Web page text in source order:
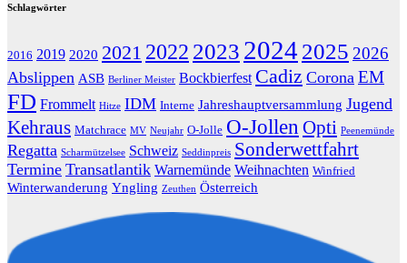
Schlagwörter
2016 2019 2020 2021 2022 2023 2024 2025 2026
Abslippen ASB Berliner Meister Bockbierfest Cadiz Corona EM
FD Frommelt Hitze IDM Interne Jahreshauptversammlung Jugend
Kehraus Matchrace MV Neujahr O-Jolle O-Jollen Opti Peenemünde
Regatta Scharmützelsee Schweiz Seddinpreis Sonderwettfahrt
Termine Transatlantik Warnemünde Weihnachten Winfried
Winterwanderung Yngling Zeuthen Österreich